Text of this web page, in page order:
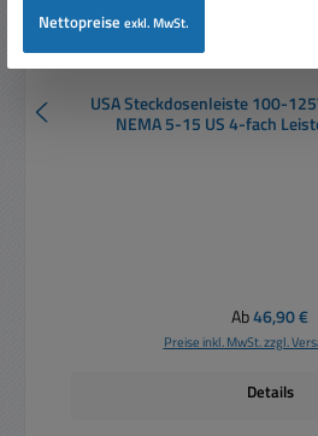
USA Steckdosenleiste 100-
NEMA 5-15 US 4-fach
Regulärer
Ab46,90 €
Preise inkl. MwSt. zzgl.
Details
Nettopreiseexkl. MwSt.